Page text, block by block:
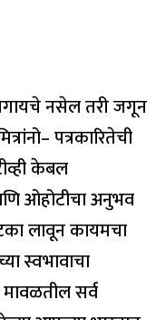
नसेल तरी जगून
पत्रकारितेची
केबल
ओहोटीचा अनुभव
लावून कायमचा
स्वभावाचा
सर्व